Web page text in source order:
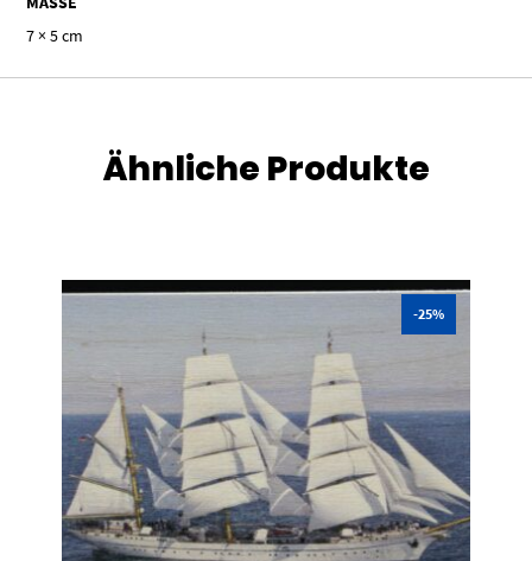
7 × 5 cm
Ähnliche Produkte
-25%